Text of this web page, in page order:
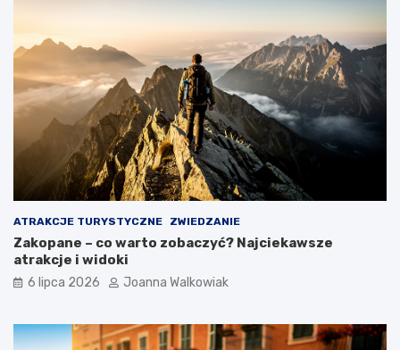
ATRAKCJE TURYSTYCZNE ZWIEDZANIE
Zakopane – co warto zobaczyć? Najciekawsze
atrakcje i widoki
6 lipca 2026 Joanna Walkowiak